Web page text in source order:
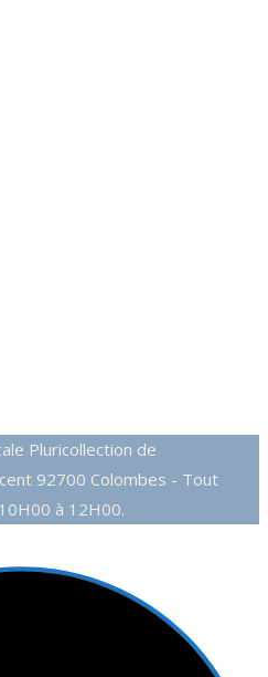
Pluricollection de
92700 Colombes - Tout
à 12H00.